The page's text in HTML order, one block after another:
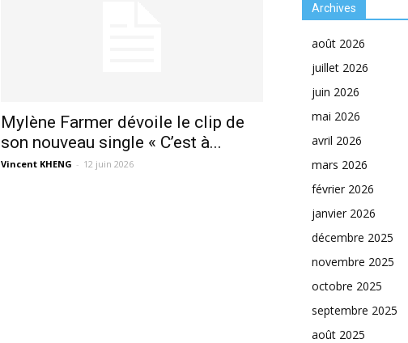
Mylène Farmer dévoile le clip de
son nouveau single « C’est à...
Vincent KHENG - 12 juin 2026
Archives
août 2026
juillet 2026
juin 2026
mai 2026
avril 2026
mars 2026
février 2026
janvier 2026
décembre 2025
novembre 2025
octobre 2025
septembre 2025
août 2025